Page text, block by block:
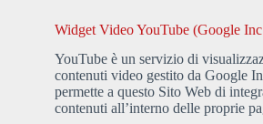
Widget Video YouTube (Google
YouTube è un servizio di
contenuti video gestito da Google
permette a questo Sito Web di
contenuti all’interno delle proprie